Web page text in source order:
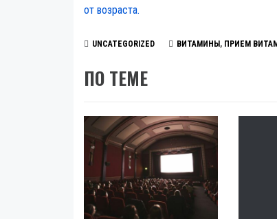
от возраста.
UNCATEGORIZED ВИТАМИНЫ , ПРИЕМ
ПО ТЕМЕ